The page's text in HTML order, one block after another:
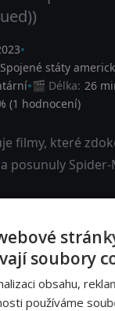
Spojené státy
🎬 Délka: 26
(1 hodnocení)
filmy, které
posunuly Spider-
soubory
obsahu,
používáme